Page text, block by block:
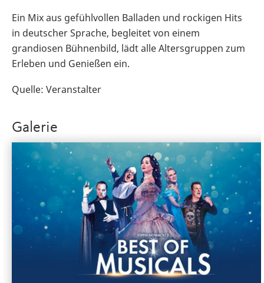
Ein Mix aus gefühlvollen Balladen und rockigen Hits
in deutscher Sprache, begleitet von einem
grandiosen Bühnenbild, lädt alle Altersgruppen zum
Erleben und Genießen ein.
Quelle: Veranstalter
Galerie